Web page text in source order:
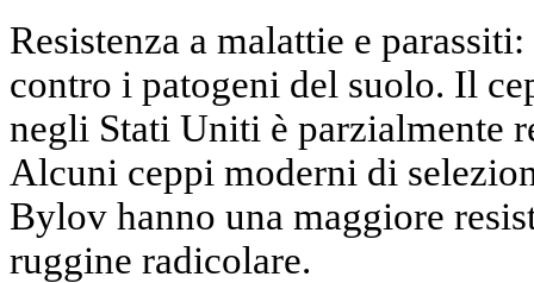
Resistenza a malattie e
contro i patogeni del suolo. Il
negli Stati Uniti è parzialmente
Alcuni ceppi moderni di
Bylov hanno una maggiore
ruggine radicolare.